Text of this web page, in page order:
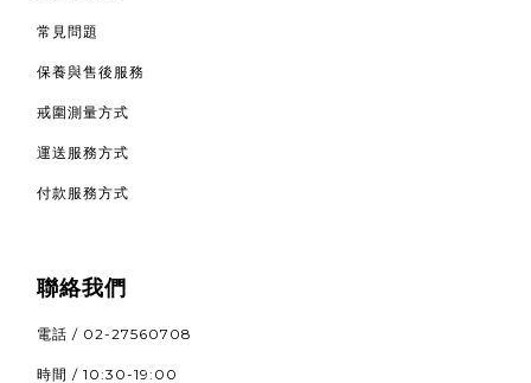
常見問題
保養與售後服務
戒圍測量方式
運送服務方式
付款服務方式
聯絡我們
電話 / 02-27560708
時間 / 10:30-19:00